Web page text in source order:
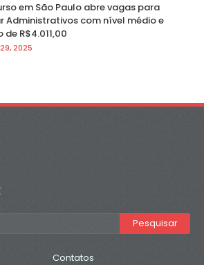
em São Paulo abre vagas para
Administrativos com nível médio e
de R$4.011,00
2025
Contatos